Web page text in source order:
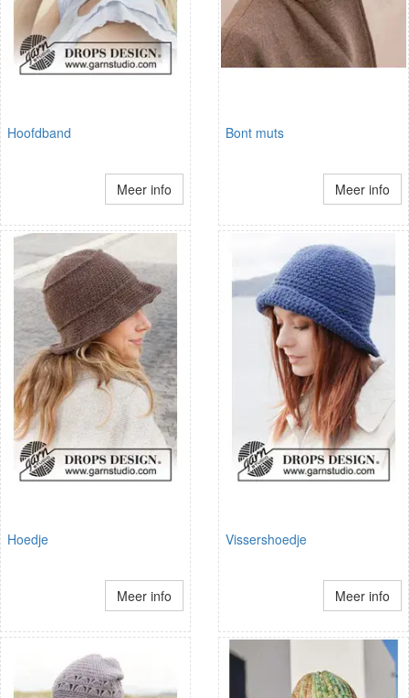
Hoofdband
Meer info
Bont muts
Meer info
Hoedje
Meer info
Vissershoedje
Meer info